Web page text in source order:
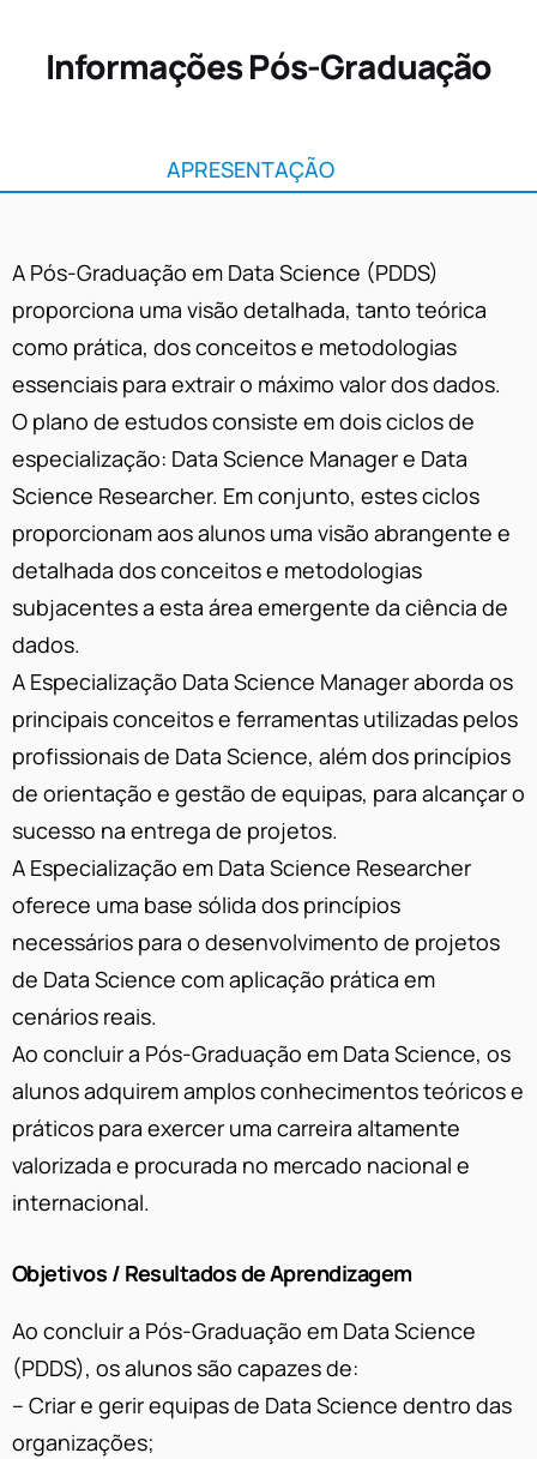
Informações Pós-Graduação
APRESENTAÇÃO
A Pós-Graduação em Data Science (PDDS)
proporciona uma visão detalhada, tanto teórica
como prática, dos conceitos e metodologias
essenciais para extrair o máximo valor dos dados.
O plano de estudos consiste em dois ciclos de
especialização: Data Science Manager e Data
Science Researcher. Em conjunto, estes ciclos
proporcionam aos alunos uma visão abrangente e
detalhada dos conceitos e metodologias
subjacentes a esta área emergente da ciência de
dados.
A Especialização Data Science Manager aborda os
principais conceitos e ferramentas utilizadas pelos
profissionais de Data Science, além dos princípios
de orientação e gestão de equipas, para alcançar o
sucesso na entrega de projetos.
A Especialização em Data Science Researcher
oferece uma base sólida dos princípios
necessários para o desenvolvimento de projetos
de Data Science com aplicação prática em
cenários reais.
Ao concluir a Pós-Graduação em Data Science, os
alunos adquirem amplos conhecimentos teóricos e
práticos para exercer uma carreira altamente
valorizada e procurada no mercado nacional e
internacional.
Objetivos / Resultados de Aprendizagem
Ao concluir a Pós-Graduação em Data Science
(PDDS), os alunos são capazes de:
– Criar e gerir equipas de Data Science dentro das
organizações;